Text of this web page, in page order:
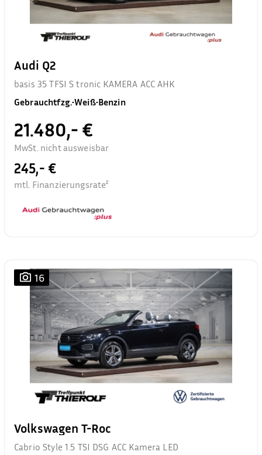
Audi Q2
basis 35 TFSI S tronic KAMERA ACC AHK
Gebrauchtfzg.•Weiß•Benzin
21.480,- €
MwSt. nicht ausweisbar
245,- €
mtl. Finanzierungsrate²
16
Volkswagen T-Roc
Cabrio Style 1.5 TSI DSG ACC Kamera LED